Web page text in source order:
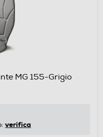
MG 155-Grigio
verifica